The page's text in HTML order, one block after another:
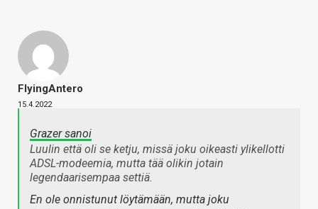
FlyingAntero
15.4.2022
Grazer sanoi
Luulin että oli se ketju, missä joku oikeasti ylikellotti
ADSL-modeemia, mutta tää olikin jotain
legendaarisempaa settiä.
En ole onnistunut löytämään, mutta joku